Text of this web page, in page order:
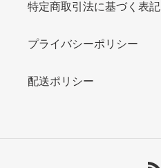
特定商取引法に基づく表記
プライバシーポリシー
配送ポリシー